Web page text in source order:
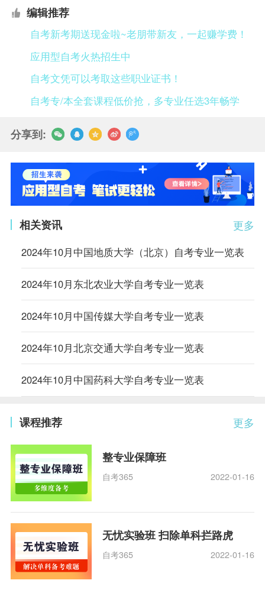
编辑推荐
自考新考期送现金啦~老朋带新友，一起赚学费！
应用型自考火热招生中
自考文凭可以考取这些职业证书！
自考专/本全套课程低价抢，多专业任选3年畅学
分享到:
更多
相关资讯
2024年10月中国地质大学（北京）自考专业一览表
2024年10月东北农业大学自考专业一览表
2024年10月中国传媒大学自考专业一览表
2024年10月北京交通大学自考专业一览表
2024年10月中国药科大学自考专业一览表
更多
课程推荐
整专业保障班
自考365 2022-01-16
无忧实验班 扫除单科拦路虎
自考365 2022-01-16